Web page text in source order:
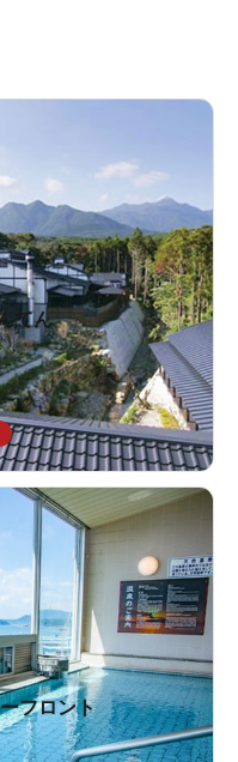
てん
フロント